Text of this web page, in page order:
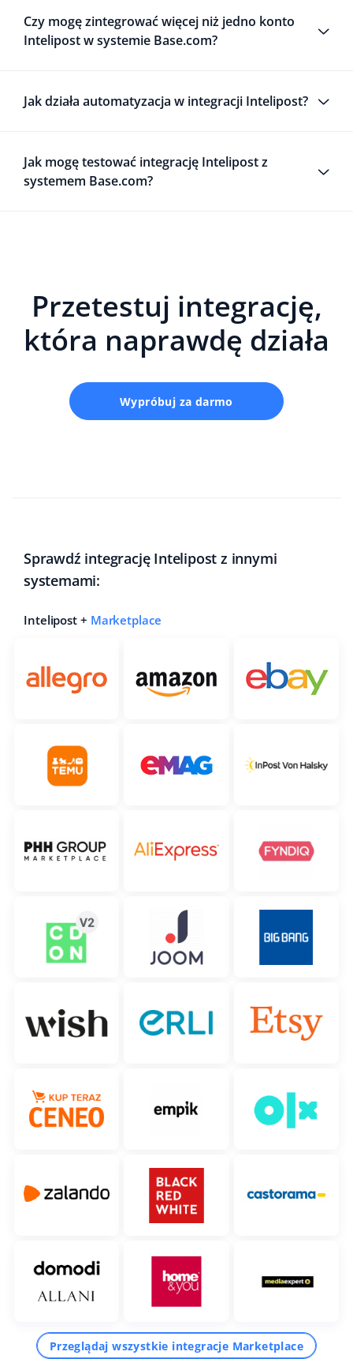
Czy mogę zintegrować więcej niż jedno konto
Intelipost w systemie Base.com?
Jak działa automatyzacja w integracji Intelipost?
Jak mogę testować integrację Intelipost z
systemem Base.com?
Przetestuj integrację,
która naprawdę działa
Wypróbuj za darmo
Sprawdź integrację Intelipost z innymi
systemami:
Intelipost + Marketplace
Przeglądaj wszystkie integracje Marketplace